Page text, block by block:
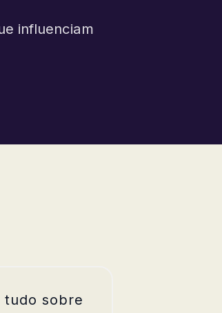
influenciam
tudo sobre